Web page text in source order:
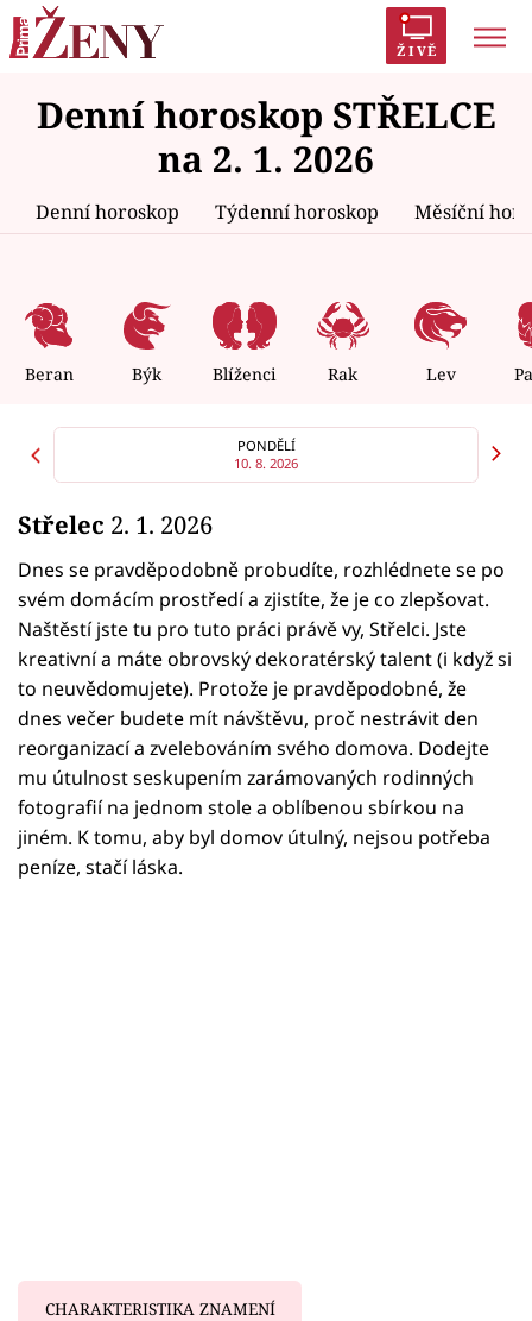
ŽIVĚ
Trendy: Polabí Inspekce Prostřeno!
AYTO?
Zrádci Proměny
Témata
Celebrity
Seriály
Horoskopy
Sledujte prima+
Filmový festival Karlovy Vary
Pořady
Mámy sobě
Přihlášení
Denní horoskop STŘELCE
na 2. 1. 2026
Denní horoskop Týdenní horoskop Měsíční
Beran Býk Blíženci Rak Lev
PONDĚLÍ
10. 8. 2026
Střelec 2. 1. 2026
Dnes se pravděpodobně probudíte, rozhlédnete se po
svém domácím prostředí a zjistíte, že je co zlepšovat.
Naštěstí jste tu pro tuto práci právě vy, Střelci. Jste
kreativní a máte obrovský dekoratérský talent (i když si
to neuvědomujete). Protože je pravděpodobné, že
dnes večer budete mít návštěvu, proč nestrávit den
reorganizací a zvelebováním svého domova. Dodejte
mu útulnost seskupením zarámovaných rodinných
fotografií na jednom stole a oblíbenou sbírkou na
jiném. K tomu, aby byl domov útulný, nejsou potřeba
peníze, stačí láska.
CHARAKTERISTIKA ZNAMENÍ